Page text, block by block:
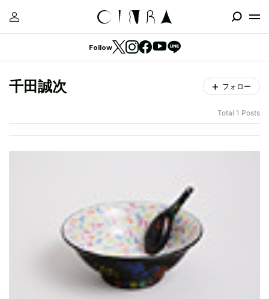
Follow
千田誠次 フォロー
Total 1 Posts